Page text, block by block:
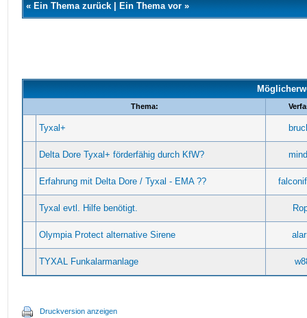
« Ein Thema zurück| Ein Thema vor »
Thema:
Tyxal+
Delta Dore Tyxal+ förderfähig durch KfW?
Erfahrung mit Delta Dore / Tyxal - EMA ??
Tyxal evtl. Hilfe benötigt.
Olympia Protect alternative Sirene
TYXAL Funkalarmanlage
Druckversion anzeigen